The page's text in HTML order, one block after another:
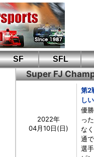
SF SFL
Super FJ
2022年
04月10日(日)
第2
し
優
っ
な
通
選